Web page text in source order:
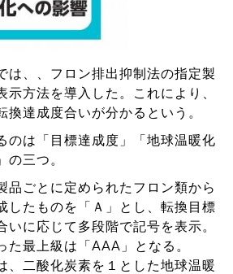
は、、フロン排出抑制法の指定製
示方法を導入した。これにより、
換達成度合いが分かるという。
のは「目標達成度」「地球温暖化
三つ。
品ごとに定められたフロン類から
したものを「Ａ」とし、転換目標
いに応じて多段階で記号を表示。
た最上級は「AAA」となる。
、二酸化炭素を１とした地球温暖